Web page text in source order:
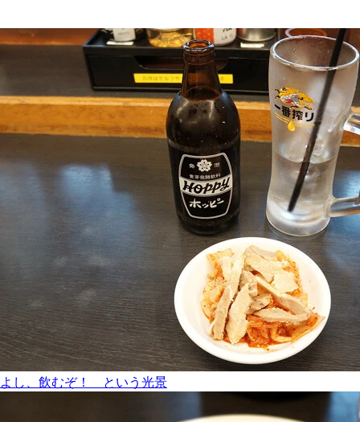
よし、飲むぞ！ という光景